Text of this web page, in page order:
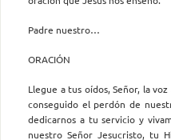
Padre nuestro…
ORACIÓN
Llegue a tus oídos, Señor, la
conseguido el perdón de
dedicarnos a tu servicio y
nuestro Señor Jesucristo, tu